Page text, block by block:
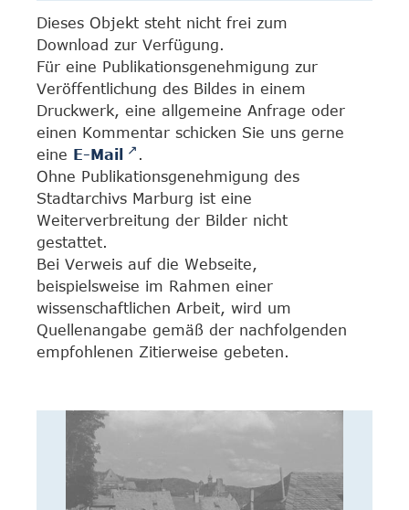
Dieses Objekt steht nicht frei zum
Download zur Verfügung.
Für eine Publikationsgenehmigung zur
Veröffentlichung des Bildes in einem
Druckwerk, eine allgemeine Anfrage oder
einen Kommentar schicken Sie uns gerne
eine E-Mail
.
Ohne Publikationsgenehmigung des
Stadtarchivs Marburg ist eine
Weiterverbreitung der Bilder nicht
gestattet.
Bei Verweis auf die Webseite,
beispielsweise im Rahmen einer
wissenschaftlichen Arbeit, wird um
Quellenangabe gemäß der nachfolgenden
empfohlenen Zitierweise gebeten.